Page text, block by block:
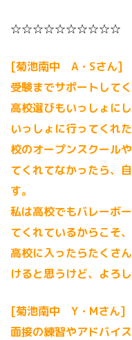
☆☆☆☆☆☆☆☆☆☆
[菊池南中 A・Sさん]
受験までサポートして
高校選びもいっしょに
いっしょに行ってくれ
校のオープンスクール
てくれてなかったら、
す。
私は高校でもバレーボ
てくれているからこそ
高校に入ったらたくさ
けると思うけど、よろ
[菊池南中 Y・Mさん]
面接の練習やアドバイ